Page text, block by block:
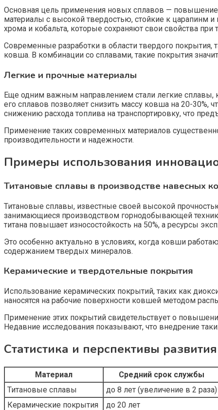
Основная цель применения новых сплавов —
материалы с высокой твердостью, стойкие к царапинм
хрома и кобальта, которые сохраняют свои свойства при
Современные разработки в области твердого покрытия,
ковша. В комбинации со сплавами, такие покрытия
Легкие и прочные материалы
Еще одним важным направлением стали легкие сплавы,
его сплавов позволяет снизить массу ковша на 20-
снижению расхода топлива на транспортировку, что
Применение таких современных материалов
производительности и надежности.
Примеры использования
Титановые сплавы в производстве навесных
Титановые сплавы, известные своей высокой
занимающиеся производством горнодобывающей
титана повышает износостойкость на 50%, а ресурсы
Это особенно актуально в условиях, когда ковши
содержанием твердых минералов.
Керамические и твердотельные покрытия
Использование керамических покрытий, таких как
наносятся на рабочие поверхности ковшей методом
Применение этих покрытий свидетельствует о
Недавние исследования показывают, что внедрение
Статистика и перспективы развития
Материал
Средний срок службы
Титановые сплавы
до 8 лет (увеличение в 2 раза)
Керамические покрытия
до 20 лет